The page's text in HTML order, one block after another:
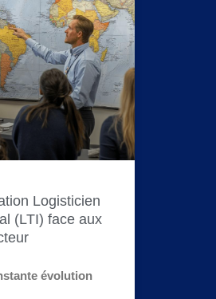
Logisticien
(LTI) face aux
évolution